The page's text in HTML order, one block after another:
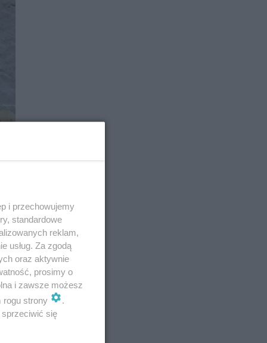
i przechowujemy
standardowe
reklam,
usług. Za zgodą
oraz aktywnie
prosimy o
i zawsze możesz
rogu strony
.
się